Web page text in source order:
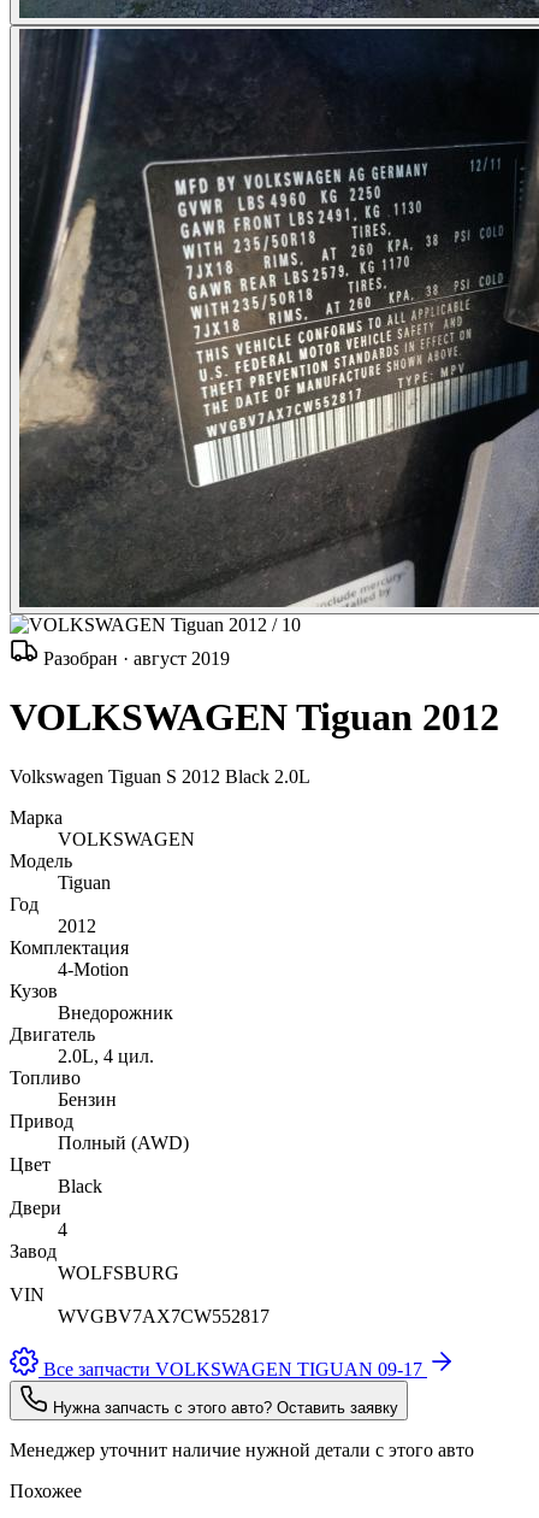
/ 10
Разобран · август 2019
VOLKSWAGEN Tiguan 2012
Volkswagen Tiguan S 2012 Black 2.0L
Марка
VOLKSWAGEN
Модель
Tiguan
Год
2012
Комплектация
4-Motion
Кузов
Внедорожник
Двигатель
2.0L, 4 цил.
Топливо
Бензин
Привод
Полный (AWD)
Цвет
Black
Двери
4
Завод
WOLFSBURG
VIN
WVGBV7AX7CW552817
Все запчасти VOLKSWAGEN TIGUAN 09-17
Нужна запчасть с этого авто? Оставить заявку
Менеджер уточнит наличие нужной детали с этого авто
Похожее